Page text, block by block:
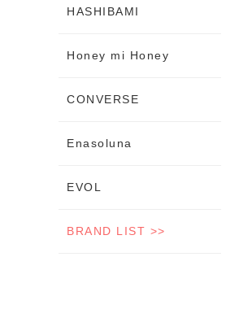
HASHIBAMI
Honey mi Honey
CONVERSE
Enasoluna
EVOL
BRAND LIST >>